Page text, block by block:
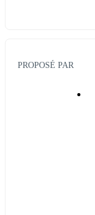
PROPOSÉ PAR